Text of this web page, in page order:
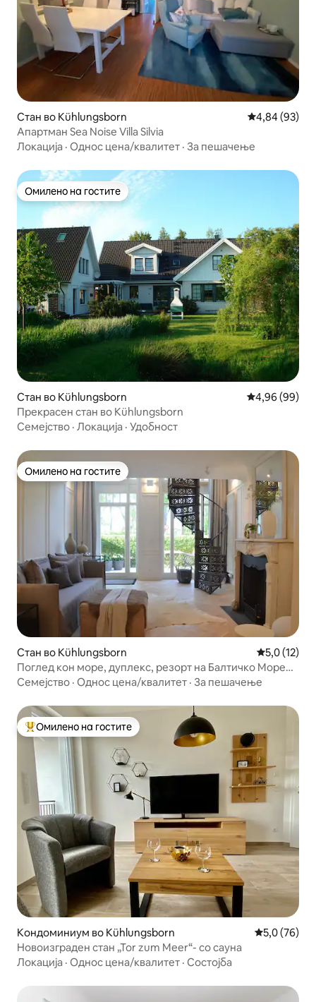
Стан во Kühlungsborn Просечна
4,84 (93)
Апартман Sea Noise Villa Silvia
Локација · Однос цена/квалитет · За пешачење
Омилено на гостите
Омилено на гостите
Стан во Kühlungsborn Просечна
4,96 (99)
Прекрасен стан во Kühlungsborn
Семејство · Локација · Удобност
Омилено на гостите
Омилено на гостите
Стан во Kühlungsborn Просечна
5,0 (12)
Поглед кон море, дуплекс, резорт на Балтичко Море
Kühlungsborn
Семејство · Однос цена/квалитет · За пешачење
Меѓу најуспешните „Омилени на гостите“
Омилено на гостите
Кондоминиум во Kühlungsborn Просечна
5,0 (76)
Новоизграден стан „Tor zum Meer“- со сауна
Локација · Однос цена/квалитет · Состојба